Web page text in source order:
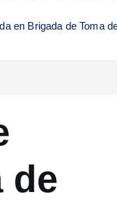
en Brigada de Toma
de